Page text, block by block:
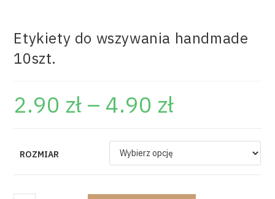
Etykiety do wszywania handmade
10szt.
2.90 zł – 4.90 zł
ROZMIAR